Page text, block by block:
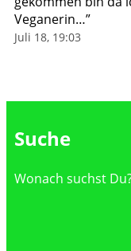
Veganerin…”
Juli 18, 19:03
Suche
Suche
Wonach suchst